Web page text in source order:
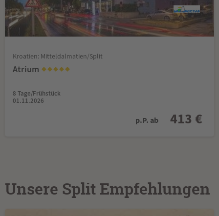
Kroatien: Mitteldalmatien/Split
Atrium
8 Tage/Frühstück
01.11.2026
p.P. ab 413 €
Unsere Split Empfehlungen